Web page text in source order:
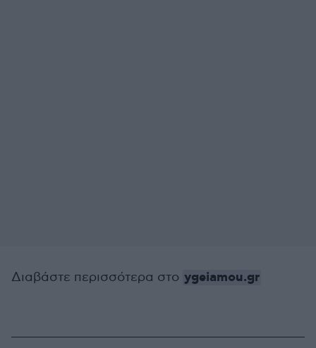
Διαβάστε περισσότερα στο ygeiamou.gr